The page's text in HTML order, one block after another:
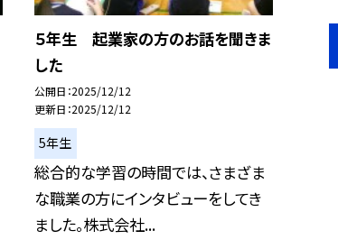
５年生 起業家の方のお話を聞きま
した
公開日 2025/12/12
更新日 2025/12/12
5年生
総合的な学習の時間では、さまざま
な職業の方にインタビューをしてき
ました。株式会社...